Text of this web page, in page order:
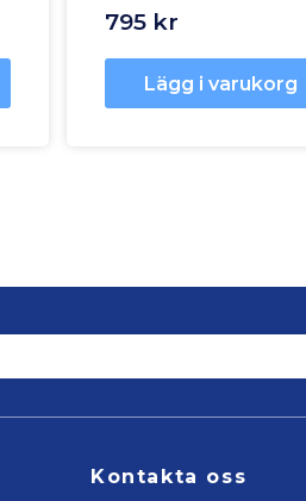
795 kr
Lägg i varukorg
Kontakta oss